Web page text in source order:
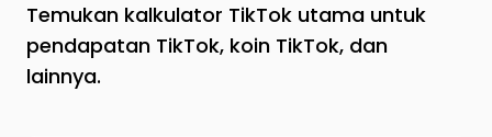
Temukan kalkulator TikTok utama untuk
pendapatan TikTok, koin TikTok, dan
lainnya.